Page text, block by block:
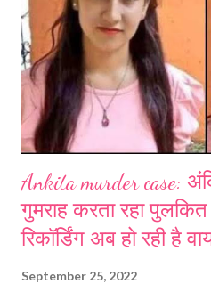
डीए/डीआर व कोरोनाकाल के ...
Ankita murder case:
गुमराह करता रहा
रिकॉर्डिंग अब हो रही है
September 25, 2022